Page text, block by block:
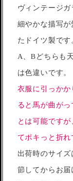
ヴィンテージガ
細やかな描写
たドイツ製です
A、Bどちらも
は色違いです。
衣服に引っか
ると馬が曲が
とは可能です
てポキっと折れ
出荷時のサイ
節してからお